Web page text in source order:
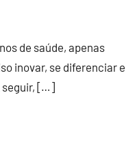
de saúde, apenas
inovar, se diferenciar e
seguir, […]